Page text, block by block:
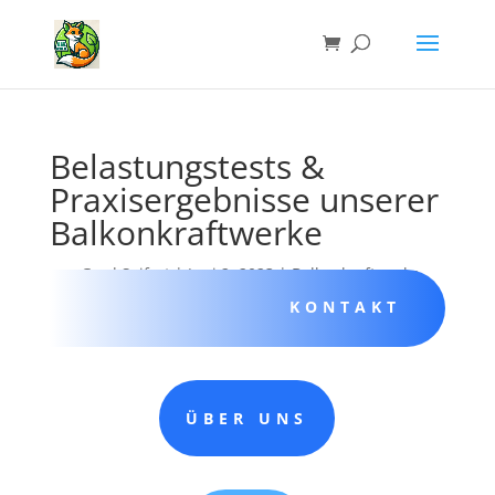
Belastungstests &
Praxisergebnisse unserer
Balkonkraftwerke
Gerd Seifert|Juni 2, 2023|Balkonkraftwerke
KONTAKT
ÜBER UNS